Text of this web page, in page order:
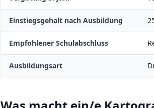
Einstiegsgehalt nach Ausbildung
Empfohlener Schulabschluss
Ausbildungsart